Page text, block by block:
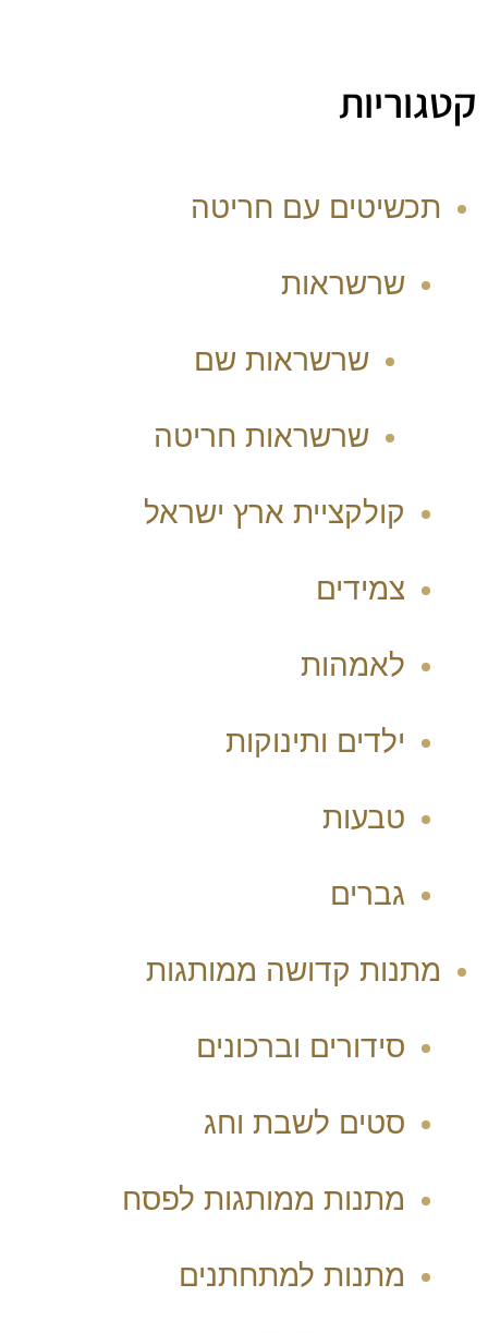
קטגוריות
תכשיטים עם חריטה
שרשראות
שרשראות שם
שרשראות חריטה
קולקציית ארץ ישראל
צמידים
לאמהות
ילדים ותינוקות
טבעות
גברים
מתנות קדושה ממותגות
סידורים וברכונים
סטים לשבת וחג
מתנות ממותגות לפסח
מתנות למתחתנים